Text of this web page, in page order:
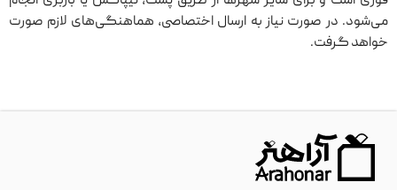
می‌شود. در صورت نیاز به ارسال اختصاصی، هماهنگی‌های لازم صورت
خواهد گرفت.